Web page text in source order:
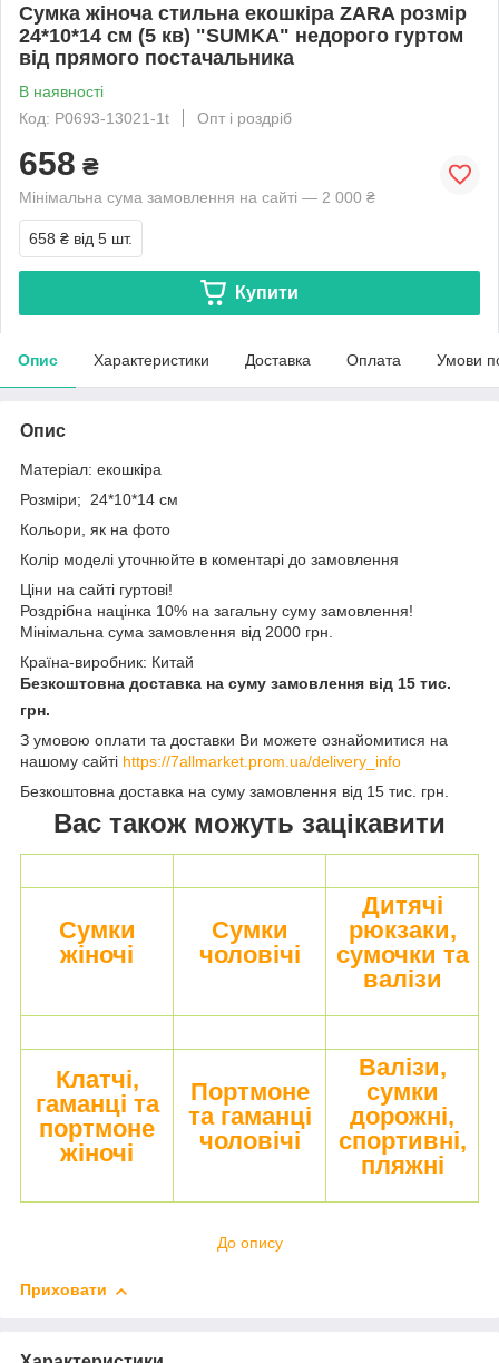
Сумка жіноча стильна екошкіра ZARA розмір
24*10*14 см (5 кв) "SUMKA" недорого гуртом
від прямого постачальника
В наявності
Код: P0693-13021-1t
Опт і роздріб
658 ₴
Мінімальна сума замовлення на сайті — 2 000 ₴
658 ₴ від 5 шт.
Купити
Опис Характеристики Доставка Оплата Умови
Опис
Матеріал: екошкіра
Розміри; 24*10*14 см
Кольори, як на фото
Колір моделі уточнюйте в коментарі до замовлення
Ціни на сайті гуртові!
Роздрібна націнка 10% на загальну суму замовлення!
Мінімальна сума замовлення від 2000 грн.
Країна-виробник: Китай
Безкоштовна доставка на суму замовлення від 15 тис.
грн.
З умовою оплати та доставки Ви можете ознайомитися на
нашому сайті https://7allmarket.prom.ua/delivery_info
Безкоштовна доставка на суму замовлення від 15 тис. грн.
Вас також можуть зацікавити
Сумки
жіночі
Сумки
чоловічі
Дитячі
рюкзаки,
сумочки та
валізи
Клатчі,
гаманці та
портмоне
жіночі
Портмоне
та гаманці
чоловічі
Валізи,
сумки
дорожні,
спортивні,
пляжні
До опису
Приховати